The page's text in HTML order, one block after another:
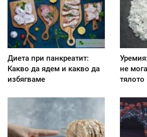
Диета при панкреатит:
Kакво да ядем и какво да
избягваме
не
тялото